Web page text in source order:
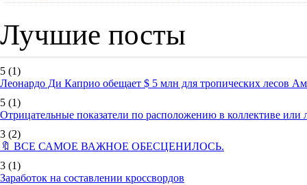
Лучшие посты
5 (1)
Леонардо Ди Каприо обещает $ 5 млн для тропических лесов
5 (1)
Отрицательные показатели по расположению в коллективе
3 (2)
🔖 ВСЕ САМОЕ ВАЖНОЕ ОБЕСЦЕНИЛОСЬ.
3 (1)
Заработок на составлении кроссвордов